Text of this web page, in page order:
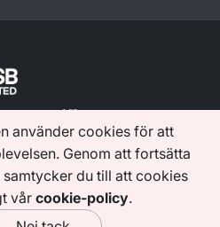
använder cookies för att
Genom att fortsätta
du till att cookies
vår cookie-policy.